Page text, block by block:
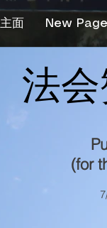
主面 New Page
法
(for